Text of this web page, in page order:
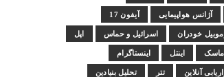
آژانس هواپیمایی آیفون 17
خودران اسرائیل و حماس اپل
ماسک اینتل اینستاگرام
آنلاین تتر تحلیل بنیادین